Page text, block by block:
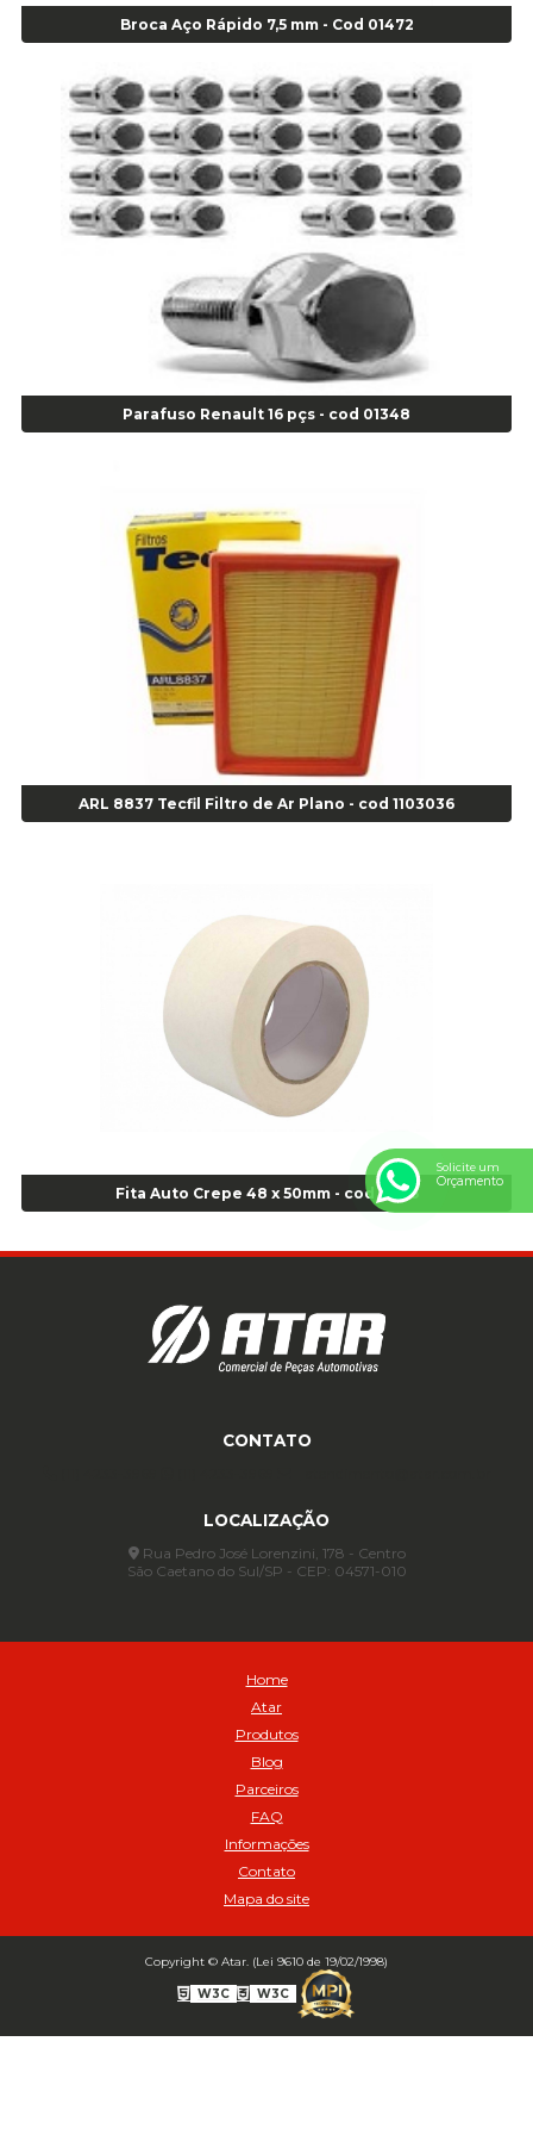
Agulha para Aplicação Vipstem- Vipal - Cod 02558
Alicate Anéis Interno Reto 3.3/8 pol x 6.1/2 pol - cod 00977
Alicate Bico Curvo - Cod 01781
Alicate Bico Reto - Cod 02804
Alicate Bico Reto para Anéis Internos - Cod 00892
Alicate Bico Reto Tipo Telefone - Cod 02911
Alicate Bomba D Água - Cod 01326
Alicate Corte Diagonal - Cod 02138
Alicate Corte Frontal - Cod 02685
Alicate Corte Frontal - Cod 02685
Alicate Corte Lateral Força Dupla - Cod 03105
Alicate de Corte Diagonal - cod 02138
Alicate para Abracadeira 3/16" x 1.3/16" 29840 - Gedore - Cod 02174
Alicate para Anéis Externos Bico Reto - Gedore A2 - Cod 00894
Alicate para Anéis Externos com Bico Curvo - Gedore A21 - Cod 00895
Alicate para Anéis Internos Bico Curvo - Gedore J21 - Cod 00893
Alicate para Anéis Tipo Trava Câmbio 8134 Gedore - Cod 02008
Alicate para Balanceamento - Cod 03078
Alicate para trava de cambio 398 11" - Corneta - Cod 03113
Alicate Universal - Cod 01718
Alicate Universal 8" Gedore - Cod 00133
Anel Centralizador Fiat 4 pçs - Amarelo - Cod 00517
Anel Centralizador Peugeot 4pçs - Branco - Cod 01466
Anel Centralizador Renault 4pçs - Marrom - Cod 01467
Anel Centralizador Toyota 4pçs - Preto - Cod 01335
Anel Centralizador VW 4pçs - Laranja - Cod 00520
Anel de vedação Jumbo OR-224 TG - Cod: 03749
Anel de vedação Jumbo OR-449 Cod: 03752
Anel p/ montagem de pneu s/cam aro 22,5 - Cod 00166
Anel para Vedação OR 325 - Cod 03390
Anel para Vedação OR 329 - Cod 01769
Anel para Vedação OR 333 - Cod 01770
Anel para Vedação OR 335 Importado - Cod 01771
Anel para Vedação OR 339 - Cod 01772
Anel para Vedação OR 451 - Cod 01775
Assentador de Talão Pneu sem Câmara - Cod 01558
Automático para compressor 125 a 175 libras - Cod 02206
Avental de Raspa sem Emenda 1,2mt - Cod 01925
Balanceamento automatico SBBA - 282 pacote com 282g - Cod
Balanceamento Automático SBBA 113 Pacote com 113g - Cod 03197
Balanceamento Automático SBBA- 340 Pacote com 340g - Cod
BICO INF DUPLO LONGO CURVO 90 1295LC - cod 03631
Bico Inflador Duplo 300 mm - Cod 03245
Bico Inflador Duplo 825 L Schweers - Cod 00207
Bico Inflador Duplo sem Retenção 0506 Schweers - Cod 02638
Broca Aço Rápido 7,5 mm - Cod 01472
Parafuso Renault 16 pçs - cod 01348
ARL 8837 Tecfil Filtro de Ar Plano - cod 1103036
Fita Auto Crepe 48 x 50mm - cod 01165
CONTATO
LOCALIZAÇÃO
Rua Pedro José Lorenzini, 178 - Centro
São Caetano do Sul/SP - CEP: 04571-010
Home
Atar
Produtos
Blog
Parceiros
FAQ
Informações
Contato
Mapa do site
Copyright © Atar. (Lei 9610 de 19/02/1998)
W3C W3C
Solicite um
Orçamento